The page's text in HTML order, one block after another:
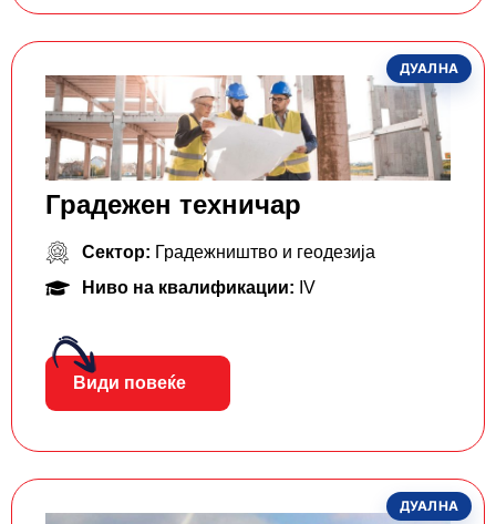
ДУАЛНА
Градежен техничар
Сектор: Градежништво и геодезија
Ниво на квалификации: IV
Види повеќе
ДУАЛНА